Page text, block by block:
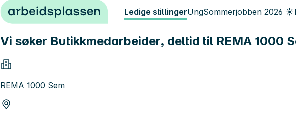
Hopp til innhold Ledige stillingerUngSommerjobben 2026 ☀️
Vi søker Butikkmedarbeider, deltid til REMA 1000
REMA 1000 Sem